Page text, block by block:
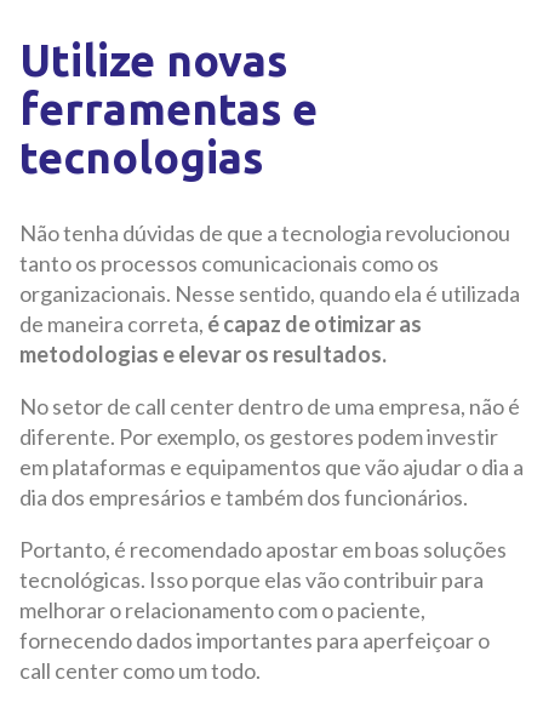
Utilize novas
ferramentas e
tecnologias
Não tenha dúvidas de que a tecnologia revolucionou
tanto os processos comunicacionais como os
organizacionais. Nesse sentido, quando ela é utilizada
de maneira correta, é capaz de otimizar as
metodologias e elevar os resultados.
No setor de call center dentro de uma empresa, não é
diferente. Por exemplo, os gestores podem investir
em plataformas e equipamentos que vão ajudar o dia a
dia dos empresários e também dos funcionários.
Portanto, é recomendado apostar em boas soluções
tecnológicas. Isso porque elas vão contribuir para
melhorar o relacionamento com o paciente,
fornecendo dados importantes para aperfeiçoar o
call center como um todo.